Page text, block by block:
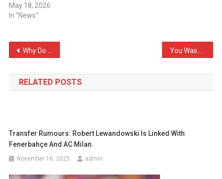
May 18, 2026
In "News"
Post
navigation
Why Do We Still Need a Mother’s Hug as Adults? Discover the Reason That Never Changes
RELATED POSTS
Transfer Rumours: Robert Lewandowski Is Linked With
Fenerbahçe And AC Milan.
November 16, 2025 admin